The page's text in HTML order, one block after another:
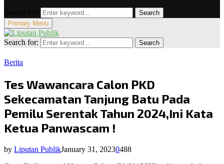
Search
Primary Menu
Search for: Search
Berita
Tes Wawancara Calon PKD
Sekecamatan Tanjung Batu Pada
Pemilu Serentak Tahun 2024,Ini Kata
Ketua Panwascam !
by Liputan PublikJanuary 31, 20230488